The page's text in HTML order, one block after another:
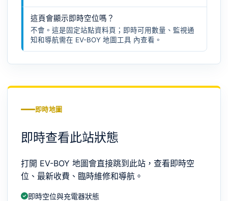
這頁會顯示即時空位嗎？
不會。這是固定站點資料頁；即時可用數量、監視通
知和導航需在 EV-BOY 地圖工具 內查看。
即時地圖
即時查看此站狀態
打開 EV-BOY 地圖會直接跳到此站，查看即時空
位、最新收費、臨時維修和導航。
即時空位與充電器狀態